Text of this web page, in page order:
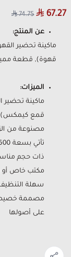
67.27
74.75
عن المنتج:
ماكينة تحضير
قهوة), قطعة
الميزات:
قمع كيمكس)
مصنوعة من
تأتي بسعة 600 مل
ذات حجم
مكتب خاص أو
سهلة
مصممة خصيصاً
على أصولها